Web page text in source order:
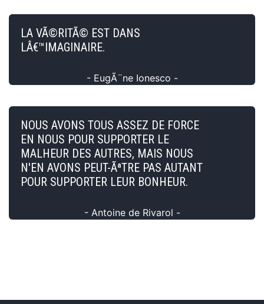
LA VÃ©RITÃ© EST DANS
LÂ€™IMAGINAIRE.
- EugÃ¨ne Ionesco -
NOUS AVONS TOUS ASSEZ DE FORCE
EN NOUS POUR SUPPORTER LE
MALHEUR DES AUTRES, MAIS NOUS
N'EN AVONS PEUT-ÃªTRE PAS AUTANT
POUR SUPPORTER LEUR BONHEUR.
- Antoine de Rivarol -